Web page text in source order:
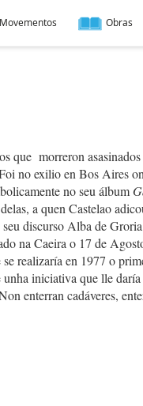
Movementos Obras
que morreron
no exilio en Bos Aires
no seu álbum
a quen Castelao
discurso Alba de
na Caeira o 17 de
realizaría en 1977 o
iniciativa que lle
enterran cadáveres,